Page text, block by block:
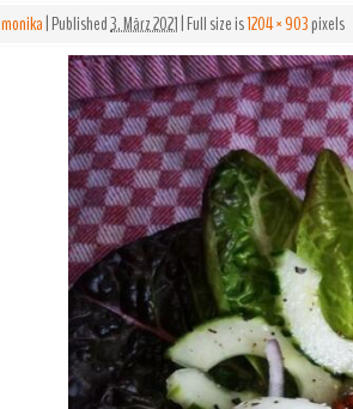
monika|Published3. März 2021|Full size is1204 × 903pixels